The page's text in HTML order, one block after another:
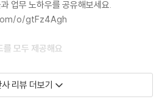
한 실행 파일 배포하기
용 기능 추가하기
메뉴 바로가기
관리 바로가기
업무 노하우를 공유해보세요.
o/gtFz4Agh
모두 제공해요
성하면서 학습하기를 추천하지만! 너무
지금 당장 쓰고 싶은 독자를 위해 바로 복
리뷰 더보기